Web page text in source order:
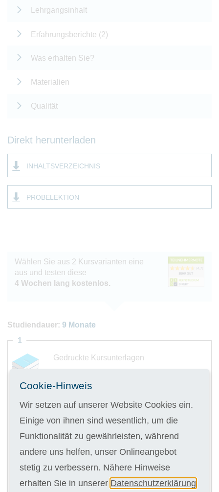
Lehrgangsinhalt
Erfahrungsberichte (2)
Was erhalten Sie?
Materialien
Qualität
Direkt herunterladen
INHALTSVERZEICHNIS
PROBELEKTION
Wählen Sie aus 2 Kursvarianten eine
aus und testen diese
4 Wochen lang kostenlos.
Studiendauer: 9 Monate
Gedruckte Kursunterlagen
Digitale Kursunterlagen
Kursgebühr
9 x 142,00 €
1
Cookie-Hinweis
Wir setzen auf unserer Website Cookies ein.
Einige von ihnen sind wesentlich, um die
Funktionalität zu gewährleisten, während
andere uns helfen, unser Onlineangebot
stetig zu verbessern. Nähere Hinweise
erhalten Sie in unserer Datenschutzerklärung